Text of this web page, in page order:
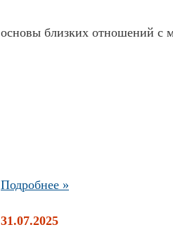
основы близких отношений с
Подробнее »
31.07.2025